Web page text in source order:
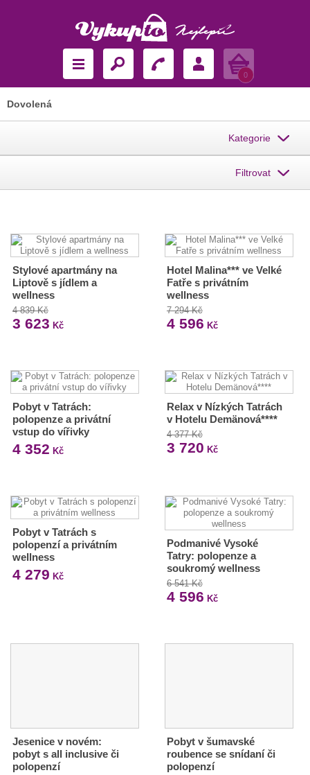
Košík
0
Dovolená
Kategorie
Filtrovat
Stylové apartmány na
Liptově s jídlem a
wellness
4 839 Kč
3 623 Kč
Hotel Malina*** ve Velké
Fatře s privátním
wellness
7 294 Kč
4 596 Kč
Pobyt v Tatrách:
polopenze a privátní
vstup do vířivky
4 352 Kč
Relax v Nízkých Tatrách
v Hotelu Demänová****
4 377 Kč
3 720 Kč
Pobyt v Tatrách s
polopenzí a privátním
wellness
4 279 Kč
Podmanivé Vysoké
Tatry: polopenze a
soukromý wellness
6 541 Kč
4 596 Kč
Jesenice v novém:
pobyt s all inclusive či
polopenzí
Pobyt v šumavské
roubence se snídaní či
polopenzí